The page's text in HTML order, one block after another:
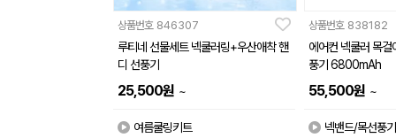
상품번호 846307
루티네 선물세트 넥쿨러링+우산애착 핸
디 선풍기
25,500원 ~
여름쿨링키트
상품번호 838182
에어컨 넥쿨러 목
풍기 6800mAh
55,500원 ~
넥밴드/목선풍기